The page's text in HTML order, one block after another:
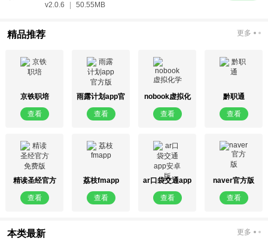
v2.0.6 50.55MB
精品推荐 更多
京铁职培
查看
雨露计划app官
方版
查看
nobook虚拟化
学
查看
黔职通
查看
精读圣经官方
免费版
查看
荔枝fmapp
查看
ar口袋交通app
安卓版
查看
naver官方版
查看
本类最新 更多